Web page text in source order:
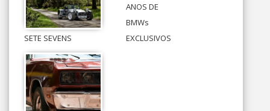
SETE SEVENS
ANOS DE
BMWs
EXCLUSIVOS